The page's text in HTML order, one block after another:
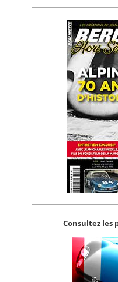
Consultez les